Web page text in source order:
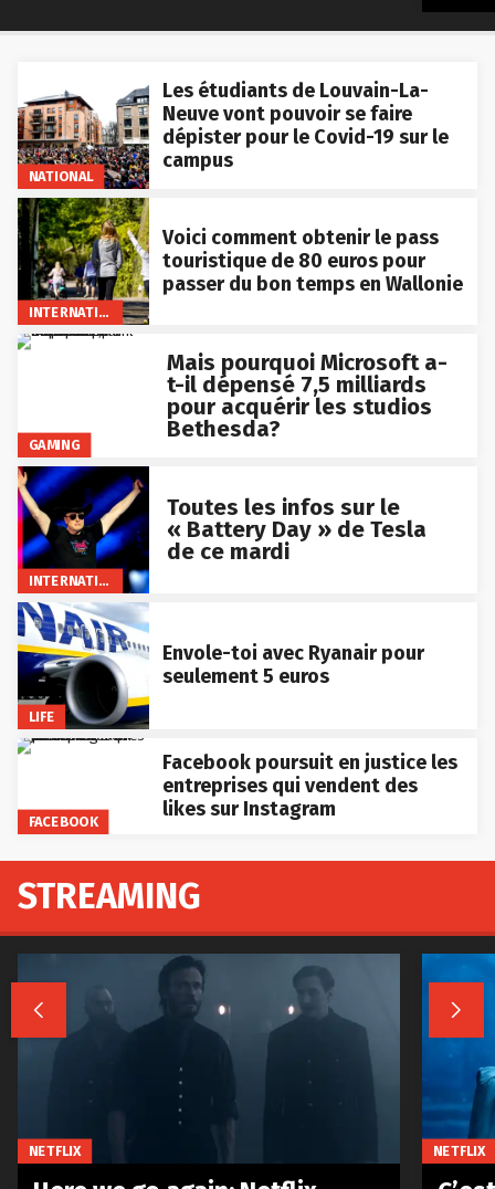
NATIONAL
Les étudiants de Louvain-La-
Neuve vont pouvoir se faire
dépister pour le Covid-19 sur le
campus
Voici comment obtenir le pass
touristique de 80 euros pour
passer du bon temps en Wallonie
GAMING
Mais pourquoi Microsoft a-
t-il dépensé 7,5 milliards
pour acquérir les studios
Bethesda?
Toutes les infos sur le
« Battery Day » de Tesla
de ce mardi
LIFE
Envole-toi avec Ryanair pour
seulement 5 euros
FACEBOOK
Facebook poursuit en justice les
entreprises qui vendent des
likes sur Instagram
STREAMING
 
NETFLIX NETFLIX